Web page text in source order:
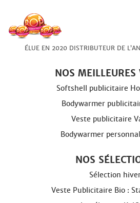
ÉLUE EN 2020 DISTRIBUTEUR DE
NOS MEILLEURES
Softshell publicitaire
Bodywarmer
Veste publicitaire
Bodywarmer
NOS
Sélection
Veste Publicitaire Bio :